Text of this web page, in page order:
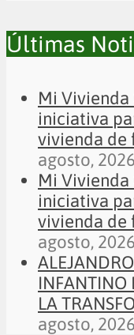
Últimas
Mi
iniciativa
vivienda de
agosto, 2026
Mi
iniciativa
vivienda de
agosto, 2026
INFANTINO
LA
agosto, 2026